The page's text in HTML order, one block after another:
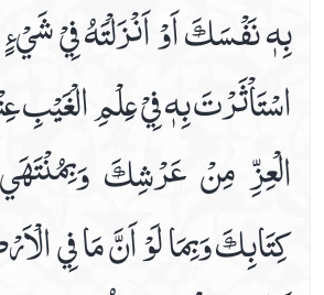
بِهٖ نَفْسَكَ اَوْ اَنْزَلْتَهُ فِيْ
اسْتَاْثَرْتَ بِهٖ فِيْ عِلْمِ الْغَيْبِ
الْعِزِّ مِنْ عَرْشِكَ
كِتَابِكَ وَبِمَا لَوْ اَنَّ مَا فِي